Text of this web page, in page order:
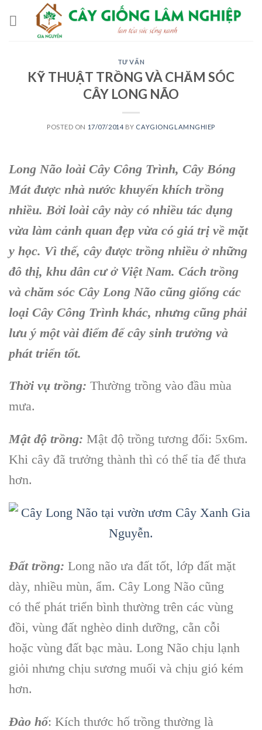
TƯ VẤN
KỸ THUẬT TRỒNG VÀ CHĂM SÓC
CÂY LONG NÃO
POSTED ON 17/07/2014 BY CAYGIONGLAMNGHIEP
Long Não loài Cây Công Trình, Cây Bóng
Mát được nhà nước khuyến khích trồng
nhiều. Bởi loài cây này có nhiều tác dụng
vừa làm cảnh quan đẹp vừa có giá trị về mặt
y học. Vì thế, cây được trồng nhiều ở những
đô thị, khu dân cư ở Việt Nam. Cách trồng
và chăm sóc Cây Long Não cũng giống các
loại Cây Công Trình khác, nhưng cũng phải
lưu ý một vài điểm để cây sinh trưởng và
phát triển tốt.
Thời vụ trồng: Thường trồng vào đầu mùa
mưa.
Mật độ trồng: Mật độ trồng tương đối: 5x6m.
Khi cây đã trưởng thành thì có thể tỉa để thưa
hơn.
Đất trồng: Long não ưa đất tốt, lớp đất mặt
dày, nhiều mùn, ẩm. Cây Long Não cũng
có thể phát triển bình thường trên các vùng
đồi, vùng đất nghèo dinh dưỡng, cằn cỗi
hoặc vùng đất bạc màu. Long Não chịu lạnh
giỏi nhưng chịu sương muối và chịu gió kém
hơn.
Đào hố: Kích thước hố trồng thường là